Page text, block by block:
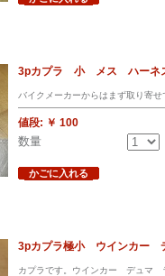
3pカプラ 小 メス ハーネ
バイクメーカーからはまず取り寄
値段: ￥ 100
数量
かごに入れる
3pカプラ極小 ウインカー
カプラです。ウインカー デュマ